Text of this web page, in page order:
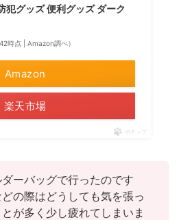
犯グッズ 便利グッズ ダーク
時点 | Amazon調べ）
Amazon
楽天市場
ポチップ
ーバッグで行ったのです
の際はどうしても気を張っ
が多く少し疲れてしまいま